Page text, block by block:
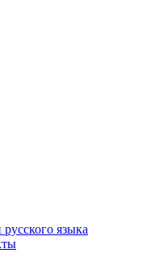
русского языка